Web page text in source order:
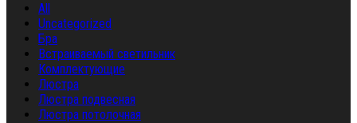
All
Uncategorized
Бра
Встраиваемый светильник
Комплектующие
Люстра
Люстра подвесная
Люстра потолочная